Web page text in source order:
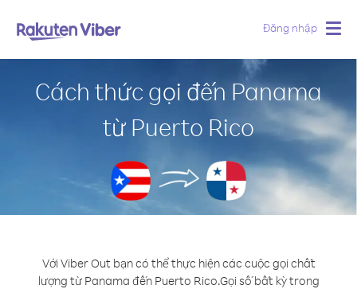
Đăng nhập
Cách thức gọi đến Panama
từ Puerto Rico
Với Viber Out bạn có thể thực hiện các cuộc gọi chất
lượng từ Panama đến Puerto Rico.Gọi số bất kỳ trong